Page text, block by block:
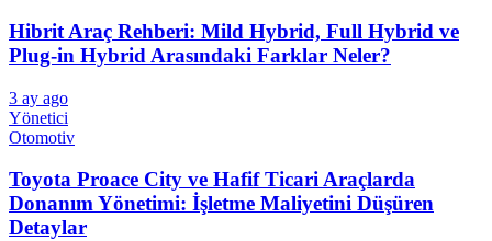
Hibrit Araç Rehberi: Mild Hybrid, Full Hybrid ve
Plug-in Hybrid Arasındaki Farklar Neler?
3 ay ago
Yönetici
Otomotiv
Toyota Proace City ve Hafif Ticari Araçlarda
Donanım Yönetimi: İşletme Maliyetini Düşüren
Detaylar